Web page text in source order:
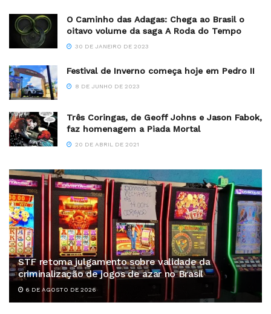
O Caminho das Adagas: Chega ao Brasil o
oitavo volume da saga A Roda do Tempo
30 DE JANEIRO DE 2023
Festival de Inverno começa hoje em Pedro II
8 DE JUNHO DE 2023
Três Coringas, de Geoff Johns e Jason Fabok,
faz homenagem a Piada Mortal
20 DE ABRIL DE 2021
STF retoma julgamento sobre validade da
criminalização de jogos de azar no Brasil
6 DE AGOSTO DE 2026